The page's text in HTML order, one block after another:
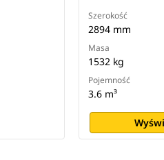
Szerokość
2894 mm
Masa
1532 kg
Pojemność
3.6 m³